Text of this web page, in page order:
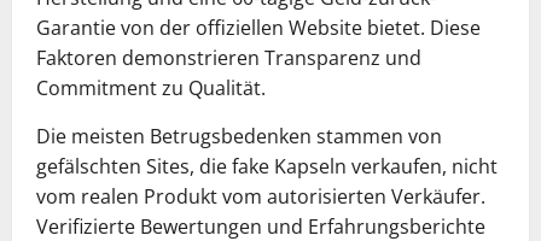
Garantie von der offiziellen Website bietet. Diese
Faktoren demonstrieren Transparenz und
Commitment zu Qualität.
Die meisten Betrugsbedenken stammen von
gefälschten Sites, die fake Kapseln verkaufen, nicht
vom realen Produkt vom autorisierten Verkäufer.
Verifizierte Bewertungen und Erfahrungsberichte